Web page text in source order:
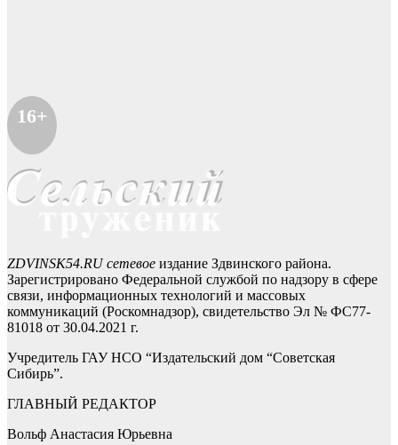
16+
ZDVINSK54.RU сетевое издание Здвинского района.
Зарегистрировано Федеральной службой по надзору в сфере
связи, информационных технологий и массовых
коммуникаций (Роскомнадзор), свидетельство Эл № ФС77-
81018 от 30.04.2021 г.
Учредитель ГАУ НСО “Издательский дом “Советская
Сибирь”.
ГЛАВНЫЙ РЕДАКТОР
Вольф Анастасия Юрьевна